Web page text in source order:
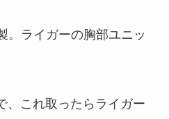
。ライガーの胸部ユニッ
、これ取ったらライガー